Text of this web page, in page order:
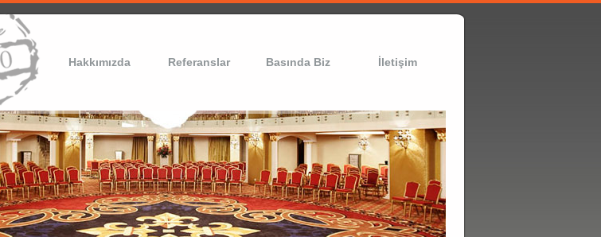
Hakkımızda Referanslar Basında Biz İletişim